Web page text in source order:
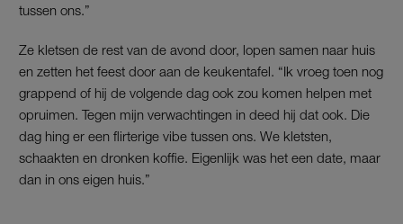
tussen ons.”
Ze kletsen de rest van de avond door, lopen samen naar huis
en zetten het feest door aan de keukentafel. “Ik vroeg toen nog
grappend of hij de volgende dag ook zou komen helpen met
opruimen. Tegen mijn verwachtingen in deed hij dat ook. Die
dag hing er een flirterige vibe tussen ons. We kletsten,
schaakten en dronken koffie. Eigenlijk was het een date, maar
dan in ons eigen huis.”